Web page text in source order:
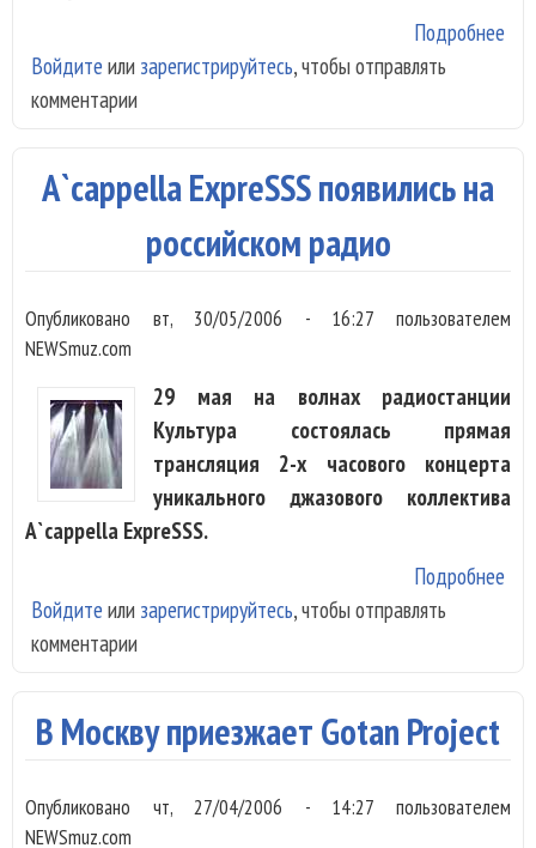
Подробнее
Войдите или зарегистрируйтесь, чтобы отправлять
комментарии
A`cappella ExpreSSS появились на
российском радио
Опубликовано вт, 30/05/2006 - 16:27 пользователем
NEWSmuz.com
29 мая на волнах радиостанции
Культура состоялась прямая
трансляция 2-х часового концерта
уникального джазового коллектива
A`cappella ExpreSSS.
Подробнее
Войдите или зарегистрируйтесь, чтобы отправлять
комментарии
В Москву приезжает Gotan Project
Опубликовано чт, 27/04/2006 - 14:27 пользователем
NEWSmuz.com